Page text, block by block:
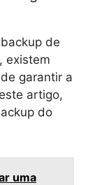
de
existem
garantir a
artigo,
do
uma